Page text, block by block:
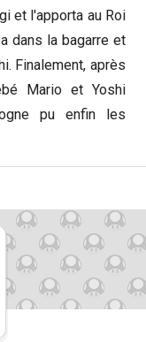
et l'apporta au Roi
dans la bagarre et
Finalement, après
Mario et Yoshi
pu enfin les